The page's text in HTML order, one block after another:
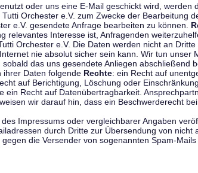
oder uns eine E-Mail geschickt wird, werden
Orchester e.V. zum Zwecke der Bearbeitung
e.V. gesendete Anfrage bearbeiten zu können.
relevantes Interesse ist, Anfragenden
Orchester e.V. Die Daten werden nicht an
nie absolut sicher sein kann. Wir tun unser
, sobald das uns gesendete Anliegen
ihrer Daten folgende Rechte: ein Recht auf
auf Berichtigung, Löschung oder
ein Recht auf Datenübertragbarkeit.
wir darauf hin, dass ein Beschwerderecht
Impressums oder vergleichbarer Angaben
durch Dritte zur Übersendung von
die Versender von sogenannten Spam-